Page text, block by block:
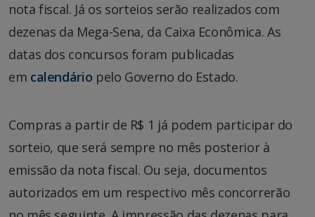
nota fiscal. Já os sorteios serão realizados com
dezenas da Mega-Sena, da Caixa Econômica. As
datas dos concursos foram publicadas
em calendário pelo Governo do Estado.
Compras a partir de R$ 1 já podem participar do
sorteio, que será sempre no mês posterior à
emissão da nota fiscal. Ou seja, documentos
autorizados em um respectivo mês concorrerão